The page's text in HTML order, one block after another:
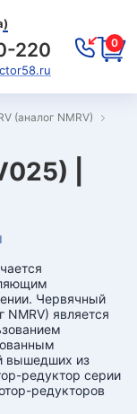
220 0
(аналог NMRV)
|
Червячный
NMRV) является
вышедших из
редуктор серии
редукторов